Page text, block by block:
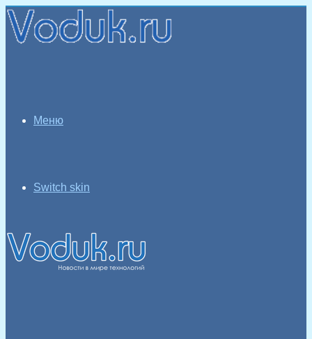
Меню
Switch skin